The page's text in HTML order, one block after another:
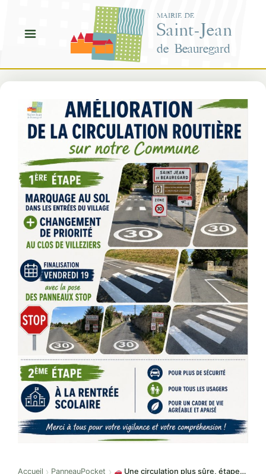
contenu
MAIRIE DE
Saint-Jean
de Beauregard
Accueil PanneauPocket Une circulation plus sûre, étape par étape